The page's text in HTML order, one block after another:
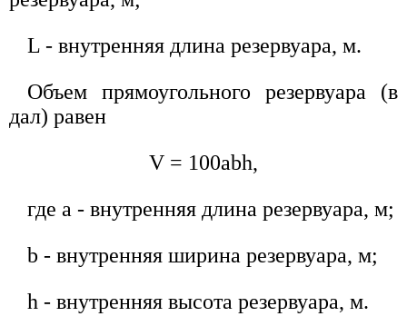
L - внутренняя длина резервуара, м.
Объем прямоугольного резервуара (в
дал) равен
V = 100abh,
где а - внутренняя длина резервуара, м;
b - внутренняя ширина резервуара, м;
h - внутренняя высота резервуара, м.